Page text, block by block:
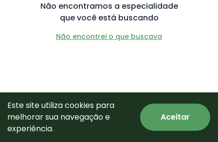
Não encontramos a especialidade
que você está buscando
Não encontrei o que buscava
© Todos os direitos reservados.
Este site utiliza cookies para
melhorar sua navegação e
experiência.
Aceitar